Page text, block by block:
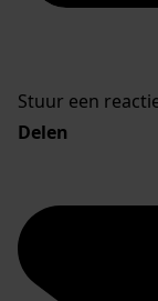
Stuur een
Delen